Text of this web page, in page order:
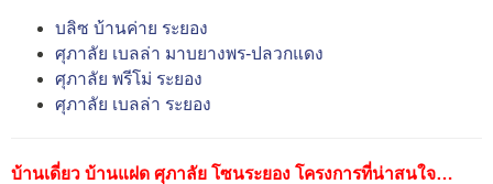
บลิซ บ้านค่าย ระยอง
ศุภาลัย เบลล่า มาบยางพร-ปลวกแดง
ศุภาลัย พรีโม่ ระยอง
ศุภาลัย เบลล่า ระยอง
บ้านเดี่ยว บ้านแฝด ศุภาลัย โซนระยอง โครงการที่น่าสนใจ…